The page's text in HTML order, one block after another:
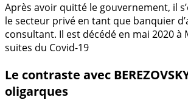
Après avoir quitté le gouvernement, il
le secteur privé en tant que banquier
consultant. Il est décédé en mai 2020 à
suites du Covid-19
Le contraste avec
oligarques